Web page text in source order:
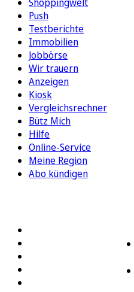
Push
Testberichte
Immobilien
Jobbörse
Wir trauern
Anzeigen
Kiosk
Vergleichsrechner
Bütz Mich
Hilfe
Online-Service
Meine Region
Abo kündigen